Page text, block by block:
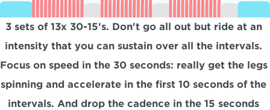
3 sets of 13x 30-15's. Don't go all out but ride at an
intensity that you can sustain over all the intervals.
Focus on speed in the 30 seconds: really get the legs
spinning and accelerate in the first 10 seconds of the
intervals. And drop the cadence in the 15 seconds